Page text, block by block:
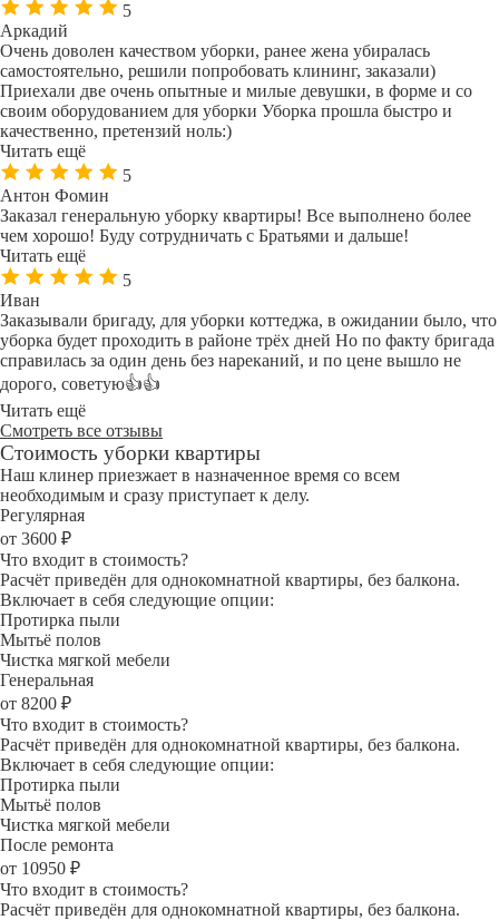
5
Аркадий
Очень доволен качеством уборки, ранее жена убиралась
самостоятельно, решили попробовать клининг, заказали)
Приехали две очень опытные и милые девушки, в форме и со
своим оборудованием для уборки Уборка прошла быстро и
качественно, претензий ноль:)
Читать ещё
5
Антон Фомин
Заказал генеральную уборку квартиры! Все выполнено более
чем хорошо! Буду сотрудничать с Братьями и дальше!
Читать ещё
5
Иван
Заказывали бригаду, для уборки коттеджа, в ожидании было, что
уборка будет проходить в районе трёх дней Но по факту бригада
справилась за один день без нареканий, и по цене вышло не
дорого, советую👍👍
Читать ещё
Смотреть все отзывы
Стоимость уборки квартиры
Наш клинер приезжает в назначенное время со всем
необходимым и сразу приступает к делу.
Регулярная
от 3600 ₽
Что входит в стоимость?
Расчёт приведён для однокомнатной квартиры, без балкона.
Включает в себя следующие опции:
Протирка пыли
Мытьё полов
Чистка мягкой мебели
Генеральная
от 8200 ₽
Что входит в стоимость?
Расчёт приведён для однокомнатной квартиры, без балкона.
Включает в себя следующие опции:
Протирка пыли
Мытьё полов
Чистка мягкой мебели
После ремонта
от 10950 ₽
Что входит в стоимость?
Расчёт приведён для однокомнатной квартиры, без балкона.